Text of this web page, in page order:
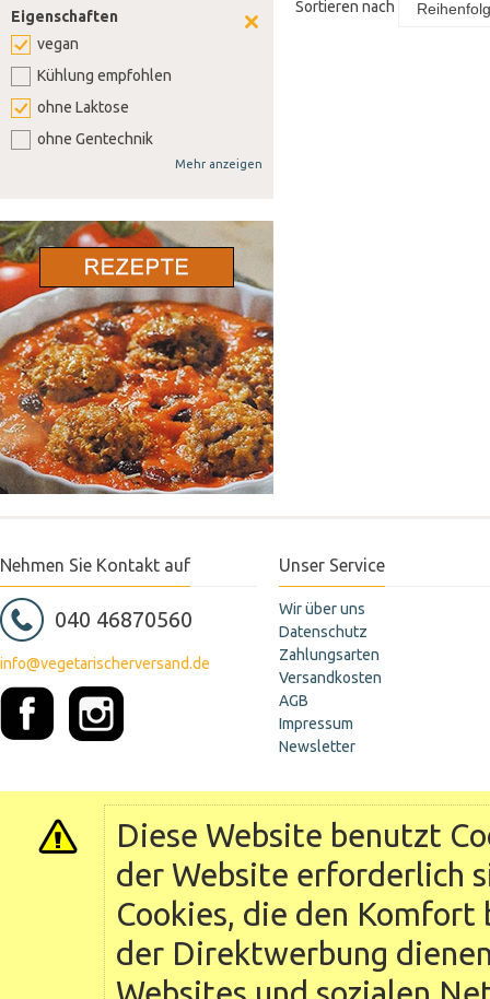
Sortieren nach
Eigenschaften
vegan
Kühlung empfohlen
ohne Laktose
ohne Gentechnik
ohne Senf
ohne Sellerie
ohne Lupine
ohne Gluten
ohne Nüsse
Mehr anzeigen
Nehmen Sie Kontakt auf
040 46870560
info@vegetarischerversand.de
Unser Service
Wir über uns
Datenschutz
Zahlungsarten
Versandkosten
AGB
Impressum
Newsletter
Diese Website benutzt
der Website erforderlich
Cookies, die den
der Direktwerbung